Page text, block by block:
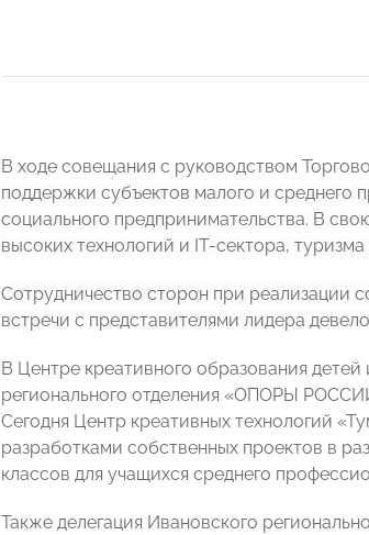
В ходе совещания с руководством
поддержки субъектов малого и среднего
социального предпринимательства. В
высоких технологий и IT-сектора,
Сотрудничество сторон при реализации
встречи с представителями лидера
В Центре креативного образования
регионального отделения «ОПОРЫ
Сегодня Центр креативных технологий
разработками собственных проектов в
классов для учащихся среднего
Также делегация Ивановского